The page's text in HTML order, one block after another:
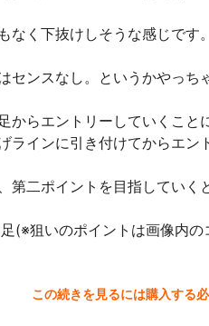
なく下抜けしそうな感じです。
センスなし。というかやっち
からエントリーしていくこ
ラインに引き付けてからエン
第二ポイントを目指していく
(※狙いのポイントは画像内の
この続きを見るには購入する